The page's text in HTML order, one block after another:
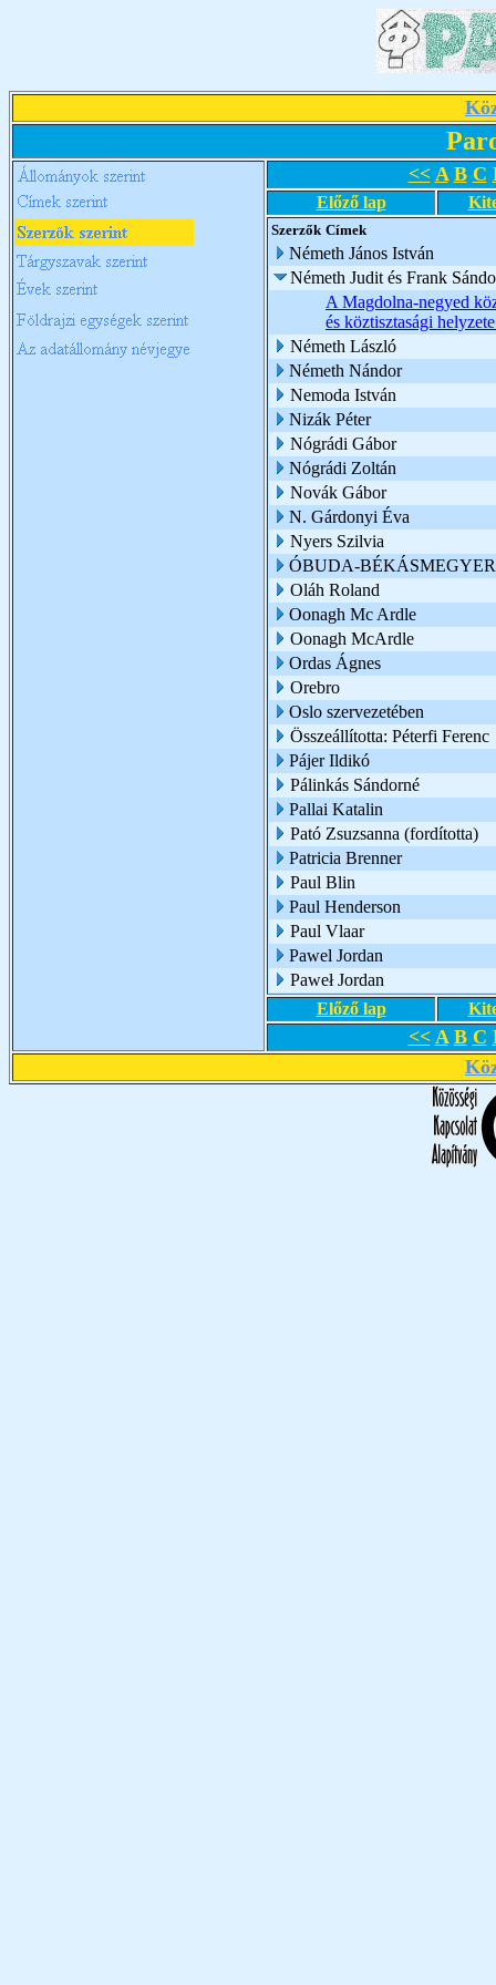
<< A B C
Előző lap
Szerzők Címek
Németh János István
Németh Judit és Frank
A Magdolna-negyed
és köztisztasági
Németh László
Németh Nándor
Nemoda István
Nizák Péter
Nógrádi Gábor
Nógrádi Zoltán
Novák Gábor
N. Gárdonyi Éva
Nyers Szilvia
ÓBUDA-
Oláh Roland
Oonagh Mc Ardle
Oonagh McArdle
Ordas Ágnes
Orebro
Oslo szervezetében
Összeállította: Péterfi Ferenc
Pájer Ildikó
Pálinkás Sándorné
Pallai Katalin
Pató Zsuzsanna (fordította)
Patricia Brenner
Paul Blin
Paul Henderson
Paul Vlaar
Pawel Jordan
Paweł Jordan
Előző lap
<< A B C